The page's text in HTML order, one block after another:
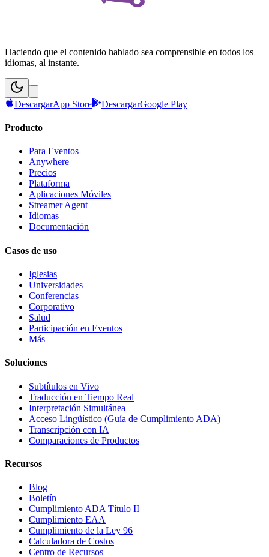
Haciendo que el contenido hablado sea comprensible en todos los
idiomas, al instante.
DescargarApp Store DescargarGoogle Play
Producto
Para Eventos
Anywhere
Precios
Plataforma
Aplicaciones Móviles
Streamer Agent
Idiomas
Documentación
Casos de uso
Iglesias
Universidades
Conferencias
Corporativo
Salud
Participación en Eventos
Más
Soluciones
Subtítulos en Vivo
Traducción en Tiempo Real
Interpretación Simultánea
Acceso Lingüístico (Guía de Cumplimiento ADA)
Transcripción con IA
Comparaciones de Productos
Recursos
Blog
Boletín
Cumplimiento ADA Título II
Cumplimiento EAA
Cumplimiento de la Ley 96
Calculadora de Costos
Centro de Recursos